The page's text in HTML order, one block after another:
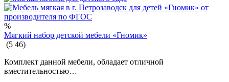
%
Мягкий набор детской мебели «Гномик»
(5 46)
Комплект данной мебели, обладает отличной
вместительностью…